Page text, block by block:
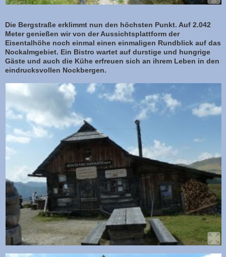
Die Bergstraße erklimmt nun den höchsten Punkt. Auf 2.042
Meter genießen wir von der Aussichtsplattform der
Eisentalhöhe noch einmal einen einmaligen Rundblick auf das
Nockalmgebiet. Ein Bistro wartet auf durstige und hungrige
Gäste und auch die Kühe erfreuen sich an ihrem Leben in den
eindrucksvollen Nockbergen.